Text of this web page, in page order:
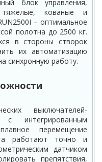
блок управления,
тяжелые, кованые и
– оптимальное
полотна до 2500 кг.
в стороны створок
их автоматизацию
синхронную работу.
выключателей-
интегрированным
перемещение
работают точно и
датчиком
препятствия,